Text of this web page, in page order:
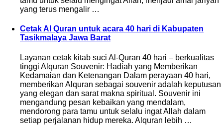
yang terus mengalir …
Cetak Al Quran untuk acara 40 hari di Kabupaten
Tasikmalaya Jawa Barat
Layanan cetak kitab suci Al-Quran 40 hari – berkualitas
tinggi Alquran Souvenir: Hadiah yang Memberikan
Kedamaian dan Ketenangan Dalam perayaan 40 hari,
memberikan Alquran sebagai souvenir adalah keputusan
yang elegan dan sarat makna spiritual. Souvenir ini
mengandung pesan kebaikan yang mendalam,
mendorong para tamu untuk selalu ingat Allah dalam
setiap perjalanan hidup mereka. Alquran lebih …